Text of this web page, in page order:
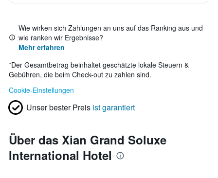
Wie wirken sich Zahlungen an uns auf das Ranking aus und
wie ranken wir Ergebnisse?
Mehr erfahren
*Der Gesamtbetrag beinhaltet geschätzte lokale Steuern &
Gebühren, die beim Check-out zu zahlen sind.
Cookie-Einstellungen
Unser bester Preis ist garantiert
Über das Xian Grand Soluxe
International Hotel